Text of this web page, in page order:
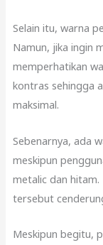
Selain itu, warna
Namun, jika ingin
memperhatikan
kontras sehingga
maksimal.
Sebenarnya, ada
meskipun
metalic dan hitam.
tersebut
Meskipun begitu,